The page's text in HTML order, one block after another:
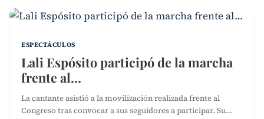
ESPECTÁCULOS
Lali Espósito participó de la marcha
frente al…
La cantante asistió a la movilización realizada frente al
Congreso tras convocar a sus seguidores a participar. Su…